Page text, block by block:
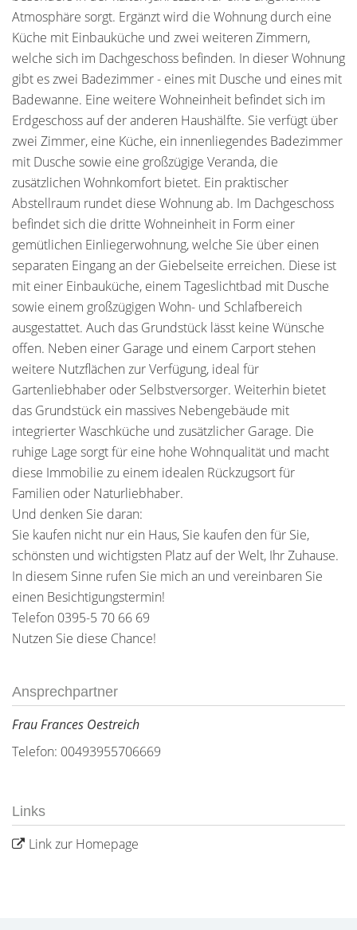
Atmosphäre sorgt. Ergänzt wird die Wohnung durch eine
Küche mit Einbauküche und zwei weiteren Zimmern,
welche sich im Dachgeschoss befinden. In dieser Wohnung
gibt es zwei Badezimmer - eines mit Dusche und eines mit
Badewanne. Eine weitere Wohneinheit befindet sich im
Erdgeschoss auf der anderen Haushälfte. Sie verfügt über
zwei Zimmer, eine Küche, ein innenliegendes Badezimmer
mit Dusche sowie eine großzügige Veranda, die
zusätzlichen Wohnkomfort bietet. Ein praktischer
Abstellraum rundet diese Wohnung ab. Im Dachgeschoss
befindet sich die dritte Wohneinheit in Form einer
gemütlichen Einliegerwohnung, welche Sie über einen
separaten Eingang an der Giebelseite erreichen. Diese ist
mit einer Einbauküche, einem Tageslichtbad mit Dusche
sowie einem großzügigen Wohn- und Schlafbereich
ausgestattet. Auch das Grundstück lässt keine Wünsche
offen. Neben einer Garage und einem Carport stehen
weitere Nutzflächen zur Verfügung, ideal für
Gartenliebhaber oder Selbstversorger. Weiterhin bietet
das Grundstück ein massives Nebengebäude mit
integrierter Waschküche und zusätzlicher Garage. Die
ruhige Lage sorgt für eine hohe Wohnqualität und macht
diese Immobilie zu einem idealen Rückzugsort für
Familien oder Naturliebhaber.
Und denken Sie daran:
Sie kaufen nicht nur ein Haus, Sie kaufen den für Sie,
schönsten und wichtigsten Platz auf der Welt, Ihr Zuhause.
In diesem Sinne rufen Sie mich an und vereinbaren Sie
einen Besichtigungstermin!
Telefon 0395-5 70 66 69
Nutzen Sie diese Chance!
Ansprechpartner
Frau Frances Oestreich
Telefon: 00493955706669
Links
Link zur Homepage